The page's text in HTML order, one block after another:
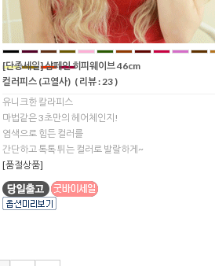
[단종세일] 샴페인 히피웨이브 46cm
컬러피스 (고열사) ( 리뷰 : 23 )
유니크한 칼라피스
마법같은 3초만의 헤어체인지!
염색으로 힘든 컬러를
간단하고 톡톡 튀는 컬러로 발랄하게~
[품절상품]